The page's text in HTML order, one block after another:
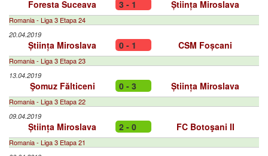
Foresta Suceava 3 - 1 Știința Miroslava
Romania - Liga 3 Etapa 24
20.04.2019
Știința Miroslava 0 - 1 CSM Foșcani
Romania - Liga 3 Etapa 23
13.04.2019
Şomuz Fălticeni 0 - 3 Știința Miroslava
Romania - Liga 3 Etapa 22
09.04.2019
Știința Miroslava 2 - 0 FC Botoşani II
Romania - Liga 3 Etapa 21